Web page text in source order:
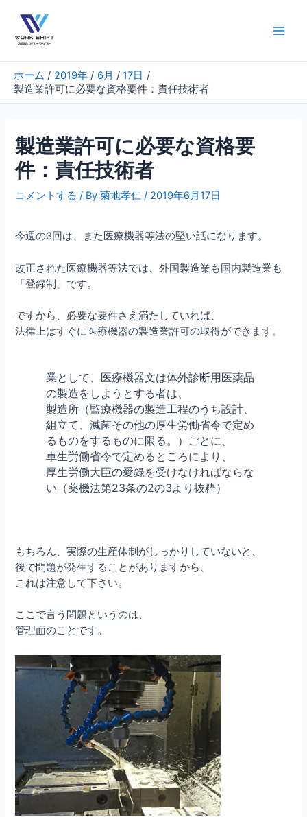
ホーム 2019年 6月
17日
製造業許可に必要な資格要件：責任技術者
製造業許可に必要な資格要
件：責任技術者
コメントする / By菊地孝仁/ 2019年6月17日
今週の3回は、また医療機器等法の堅い話になります。
改正された医療機器等法では、外国製造業も国内製造業も
「登録制」です。
ですから、必要な要件さえ満たしていれば、
法律上はすぐに医療機器の製造業許可の取得ができます。
業として、医療機器文は体外診断用医薬品
の製造をしようとする者は、
製造所（監療機器の製造工程のうち設計、
組立て、滅菌その他の厚生労働省令で定め
るものをするものに限る。）ごとに、
車生労働省令で定めるところにより、
厚生労働大臣の愛録を受けなければならな
い（薬機法第23条の2の3より抜粋）
もちろん、実際の生産体制がしっかりしていないと、
後で問題が発生することがありますから、
これは注意して下さい。
ここで言う問題というのは、
管理面のことです。